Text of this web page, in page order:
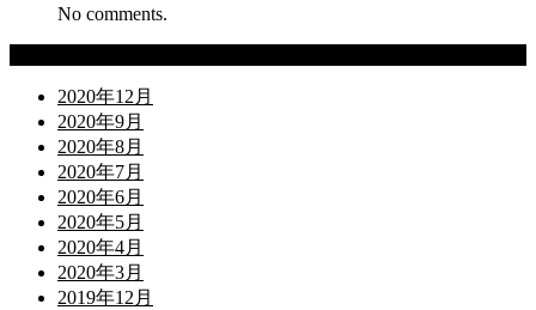
No comments.
2020年12月
2020年9月
2020年8月
2020年7月
2020年6月
2020年5月
2020年4月
2020年3月
2019年12月